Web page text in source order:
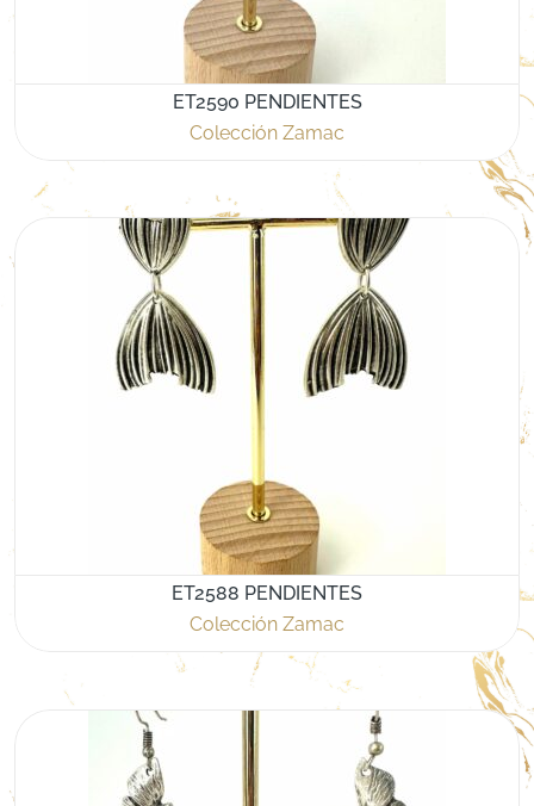
ET2590 PENDIENTES
Colección Zamac
ET2588 PENDIENTES
Colección Zamac